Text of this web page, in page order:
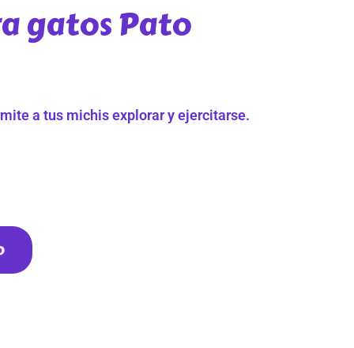
gatos Pato
a tus michis explorar y ejercitarse.